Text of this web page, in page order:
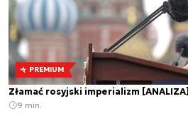
PREMIUM
Złamać rosyjski imperializm [ANALIZA]
9 min.